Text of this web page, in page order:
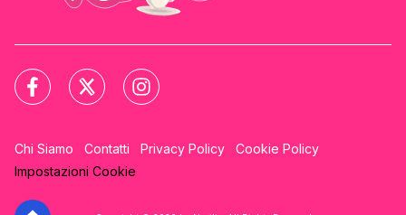
Chi Siamo Contatti Privacy Policy
Cookie Policy
Impostazioni Cookie